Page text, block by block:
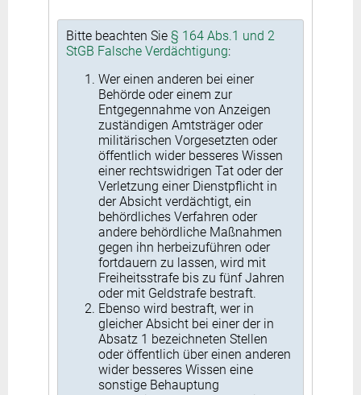
Bitte beachten Sie § 164 Abs.1 und 2
StGB Falsche Verdächtigung:
Wer einen anderen bei einer
Behörde oder einem zur
Entgegennahme von Anzeigen
zuständigen Amtsträger oder
militärischen Vorgesetzten oder
öffentlich wider besseres Wissen
einer rechtswidrigen Tat oder der
Verletzung einer Dienstpflicht in
der Absicht verdächtigt, ein
behördliches Verfahren oder
andere behördliche Maßnahmen
gegen ihn herbeizuführen oder
fortdauern zu lassen, wird mit
Freiheitsstrafe bis zu fünf Jahren
oder mit Geldstrafe bestraft.
Ebenso wird bestraft, wer in
gleicher Absicht bei einer der in
Absatz 1 bezeichneten Stellen
oder öffentlich über einen anderen
wider besseres Wissen eine
sonstige Behauptung